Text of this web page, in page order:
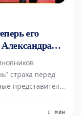
его
и
страха перед
представители
1 МИН